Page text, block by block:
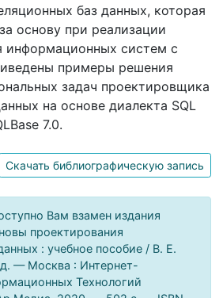
баз данных, которая
основу при реализации
информационных систем с
примеры решения
задач проектировщика
на основе диалекта SQL
7.0.
Скачать библиографическую запись
Вам взамен издания
проектирования
: учебное пособие / В. Е.
— Москва : Интернет-
Технологий